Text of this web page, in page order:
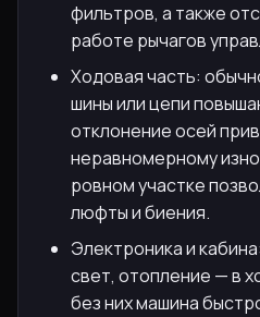
фильтров, а также
работе рычагов
Ходовая часть:
шины или цепи
отклонение осей
неравномерному
ровном участке
люфты и биения.
Электроника и
свет, отопление — в
без них машина